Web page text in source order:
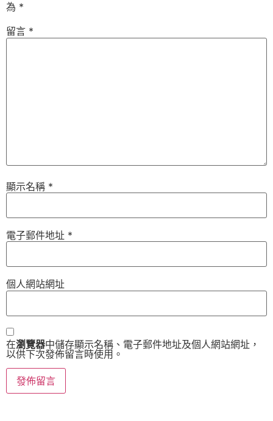
為 *
留言 *
顯示名稱 *
電子郵件地址 *
個人網站網址
在瀏覽器中儲存顯示名稱、電子郵件地址及個人網站網址，
以供下次發佈留言時使用。